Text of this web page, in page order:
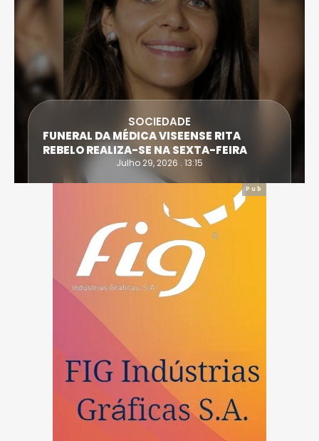
SOCIEDADE
FUNERAL DA MÉDICA VISEENSE RITA
REBELO REALIZA-SE NA SEXTA-FEIRA
Julho 29, 2026 . 13:15
Pub